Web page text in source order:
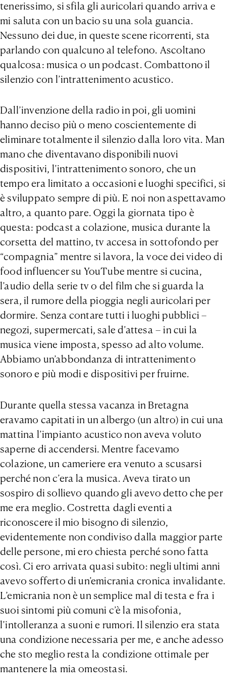
tenerissimo, si sfila gli auricolari quando arriva e
mi saluta con un bacio su una sola guancia.
Nessuno dei due, in queste scene ricorrenti, sta
parlando con qualcuno al telefono. Ascoltano
qualcosa: musica o un podcast. Combattono il
silenzio con l’intrattenimento acustico.
Dall’invenzione della radio in poi, gli uomini
hanno deciso più o meno coscientemente di
eliminare totalmente il silenzio dalla loro vita. Man
mano che diventavano disponibili nuovi
dispositivi, l’intrattenimento sonoro, che un
tempo era limitato a occasioni e luoghi specifici, si
è sviluppato sempre di più. E noi non aspettavamo
altro, a quanto pare. Oggi la giornata tipo è
questa: podcast a colazione, musica durante la
corsetta del mattino, tv accesa in sottofondo per
“compagnia” mentre si lavora, la voce dei video di
food influencer su YouTube mentre si cucina,
l’audio della serie tv o del film che si guarda la
sera, il rumore della pioggia negli auricolari per
dormire. Senza contare tutti i luoghi pubblici –
negozi, supermercati, sale d’attesa – in cui la
musica viene imposta, spesso ad alto volume.
Abbiamo un’abbondanza di intrattenimento
sonoro e più modi e dispositivi per fruirne.
Durante quella stessa vacanza in Bretagna
eravamo capitati in un albergo (un altro) in cui una
mattina l’impianto acustico non aveva voluto
saperne di accendersi. Mentre facevamo
colazione, un cameriere era venuto a scusarsi
perché non c’era la musica. Aveva tirato un
sospiro di sollievo quando gli avevo detto che per
me era meglio. Costretta dagli eventi a
riconoscere il mio bisogno di silenzio,
evidentemente non condiviso dalla maggior parte
delle persone, mi ero chiesta perché sono fatta
così. Ci ero arrivata quasi subito: negli ultimi anni
avevo sofferto di un’emicrania cronica invalidante.
L’emicrania non è un semplice mal di testa e fra i
suoi sintomi più comuni c’è la misofonia,
l’intolleranza a suoni e rumori. Il silenzio era stata
una condizione necessaria per me, e anche adesso
che sto meglio resta la condizione ottimale per
mantenere la mia omeostasi.